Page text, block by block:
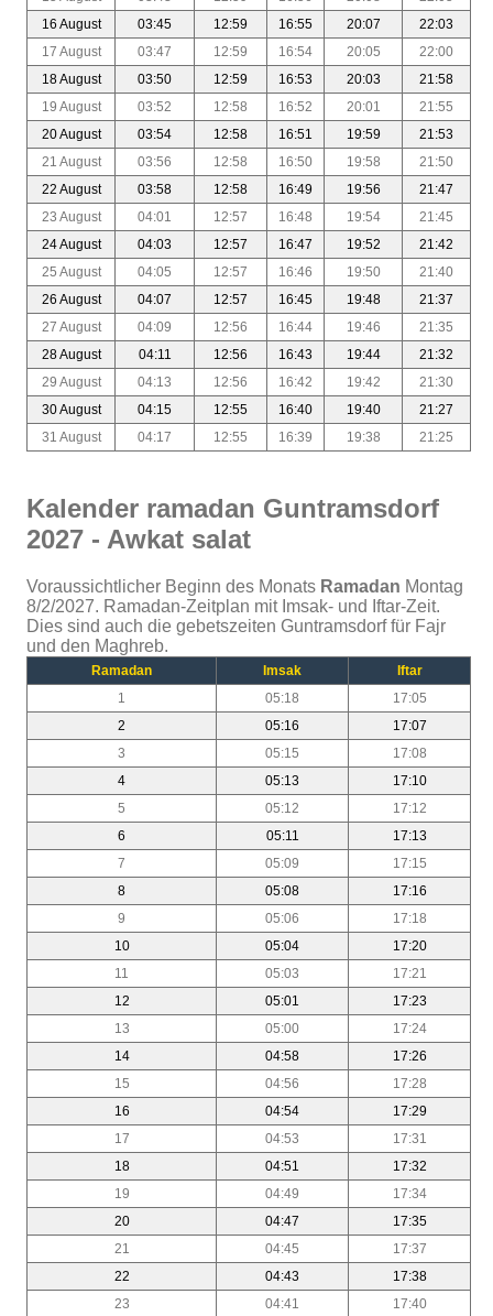
16 August
03:45 12:59 16:55 20:07
22:03
17 August
03:47 12:59 16:54 20:05
22:00
18 August
03:50 12:59 16:53 20:03
21:58
19 August
03:52 12:58 16:52 20:01
21:55
20 August
03:54 12:58 16:51 19:59
21:53
21 August
03:56 12:58 16:50 19:58
21:50
22 August
03:58 12:58 16:49 19:56
21:47
23 August
04:01 12:57 16:48 19:54
21:45
24 August
04:03 12:57 16:47 19:52
21:42
25 August
04:05 12:57 16:46 19:50
21:40
26 August
04:07 12:57 16:45 19:48
21:37
27 August
04:09 12:56 16:44 19:46
21:35
28 August
04:11 12:56 16:43 19:44
21:32
29 August
04:13 12:56 16:42 19:42
21:30
30 August
04:15 12:55 16:40 19:40
21:27
31 August
04:17 12:55 16:39 19:38 21:25
Kalender ramadan Guntramsdorf
2027 - Awkat salat
Voraussichtlicher Beginn des Monats Ramadan Montag
8/2/2027. Ramadan-Zeitplan mit Imsak- und Iftar-Zeit.
Dies sind auch die gebetszeiten Guntramsdorf für Fajr
und den Maghreb.
Ramadan Imsak
Iftar
1
05:18
17:05
2
05:16
17:07
3
05:15
17:08
4
05:13
17:10
5
05:12
17:12
6
05:11
17:13
7
05:09
17:15
8
05:08
17:16
9
05:06
17:18
10
05:04
17:20
11
05:03
17:21
12
05:01
17:23
13
05:00
17:24
14
04:58
17:26
15
04:56
17:28
16
04:54
17:29
17
04:53
17:31
18
04:51
17:32
19
04:49
17:34
20
04:47
17:35
21
04:45
17:37
22
04:43
17:38
23
04:41
17:40